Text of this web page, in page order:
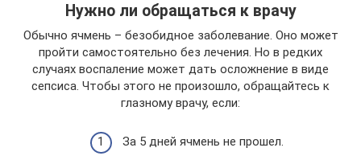
Нужно ли обращаться к врачу
Обычно ячмень – безобидное заболевание. Оно может
пройти самостоятельно без лечения. Но в редких
случаях воспаление может дать осложнение в виде
сепсиса. Чтобы этого не произошло, обращайтесь к
глазному врачу, если:
За 5 дней ячмень не прошел.